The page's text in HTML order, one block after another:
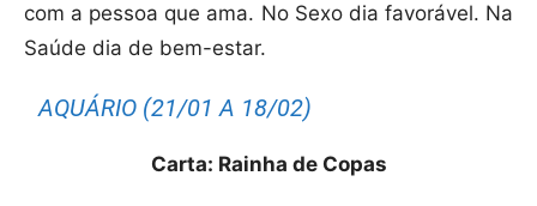
com a pessoa que ama. No Sexo dia favorável. Na
Saúde dia de bem-estar.
AQUÁRIO (21/01 A 18/02)
Carta: Rainha de Copas